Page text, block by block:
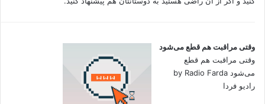
وقتی مراقبت هم قطع می‌شود
وقتی مراقبت هم قطع
می‌شود by Radio Farda
رادیو فردا